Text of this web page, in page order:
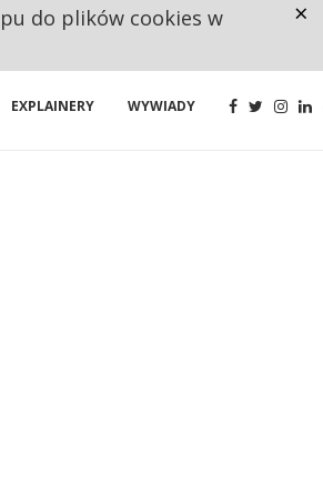
EXPLAINERY WYWIADY
do plików cookies w ×